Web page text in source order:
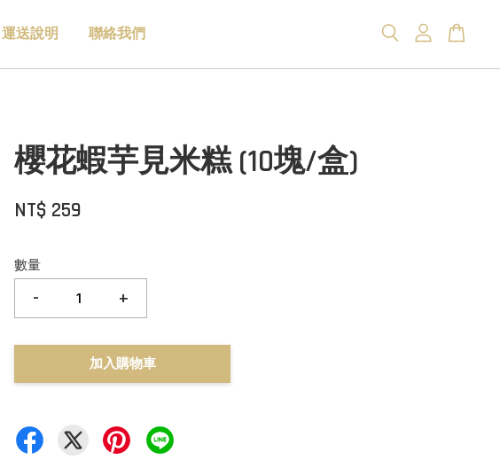
運送說明 聯絡我們
櫻花蝦芋見米糕 (10塊/盒)
NT$ 259
數量
- +
加入購物車